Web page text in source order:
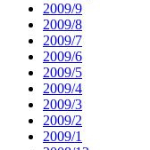
2009/9
2009/8
2009/7
2009/6
2009/5
2009/4
2009/3
2009/2
2009/1